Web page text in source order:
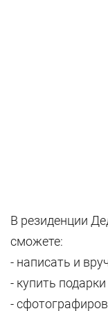
В резиденции
сможете:
- написать и
- купить
-